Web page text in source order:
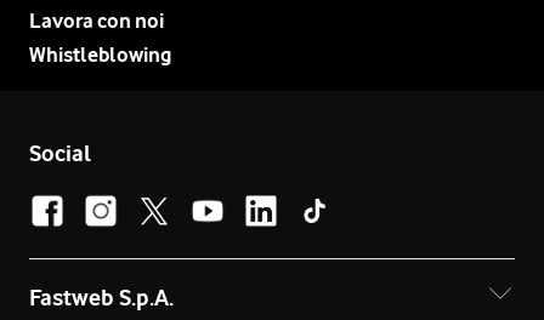
Lavora con noi
Whistleblowing
Social
Fastweb S.p.A.